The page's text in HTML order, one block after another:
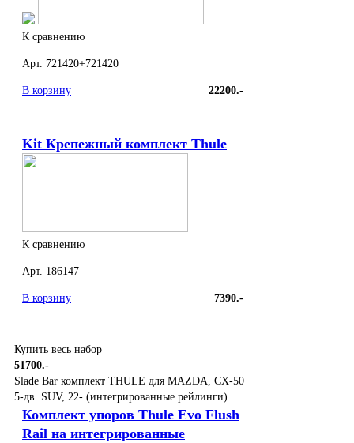
К сравнению
Арт. 721420+721420
В корзину 22200.-
Kit Крепежный комплект Thule
К сравнению
Арт. 186147
В корзину 7390.-
Купить весь набор
51700.-
Slade Bar комплект THULE для MAZDA, CX-50
5-дв. SUV, 22- (интегрированные рейлинги)
Комплект упоров Thule Evo Flush
Rail на интегрированные